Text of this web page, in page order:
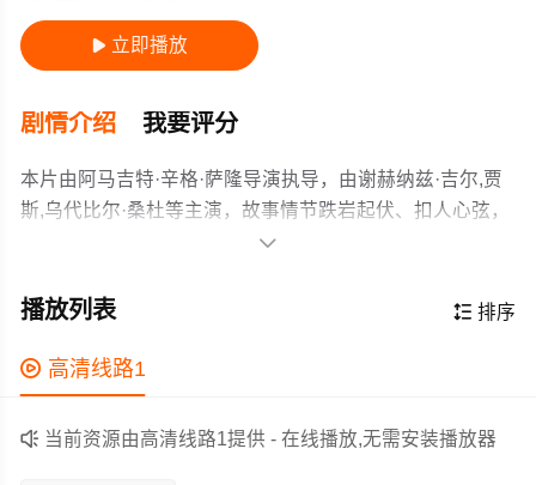
 立即播放
剧情介绍 我要评分
本片由阿马吉特·辛格·萨隆导演执导，由谢赫纳兹·吉尔,贾
斯,乌代比尔·桑杜等主演，故事情节跌岩起伏、扣人心弦，
领广大剧情片爱好者和观众们都期待不已。
被视为新的开始。然而，就在婚礼前几天，她开始对魅力
她开始深入调查他的过去。她发现的一切将让她对爱情、
信任，以及她曾经梦想的未来产生质疑。加入西米的行
列，踏上一段充满欢笑、意想不到的旅程，体验跌宕起伏
作为一部 上映的剧情电影，在当期同类题材影片中具有一
定的看点，在演员表现和剧情架构上也都有不错的亮点，
剧情紧凑，角色塑造鲜明，适合喜欢剧情类电影的观众观

 排序
播放列表
 高清线路1
 当前资源由高清线路1提供 - 在线播放,无需安装播放器